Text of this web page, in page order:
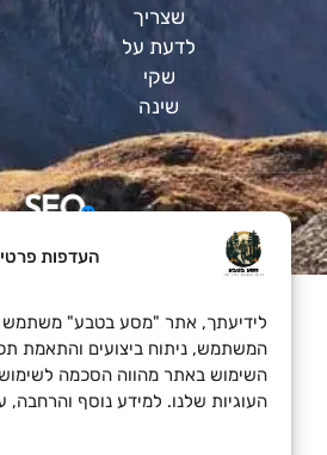
העדפות פרטיות Cookies
המשתמש, ניתוח ביצועים והתאמת תכנים
העוגיות שלנו. למידע נוסף והרחבה, עיין/י
שצריך
לדעת על
שינה
SeoN פתרונות פרסום בדיגיטל לעסקים